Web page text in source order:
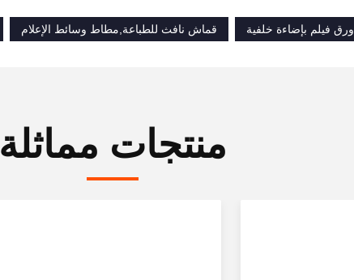
ورق فيلم بإضاءة خلفية
قماش نافث للطباعة,مطاط وسائط الإعلام
منتجات مماثلة